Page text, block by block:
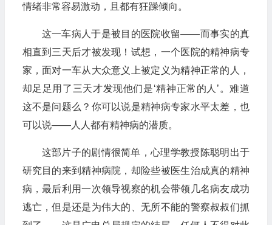
情绪非常容易激动，且都有狂躁倾向。
这一车病人于是被目的医院收留——而事实的真
相直到三天后才被发现！试想，一个医院的精神病专
家，面对一车从大众意义上被定义为精神正常的人，
却足足用了三天才发现他们是‘精神正常的人’。难道
这不是问题么？你可以说是精神病专家水平太差，也
可以说——人人都有精神病的潜质。
这部片子的剧情很简单，心理学教授陈聪明出于
研究目的来到精神病院，却险些被医生治成真的精神
病，最后利用一次领导视察的机会带领几名病友成功
逃亡，但是还是为伟大的、无所不能的警察叔叔们抓